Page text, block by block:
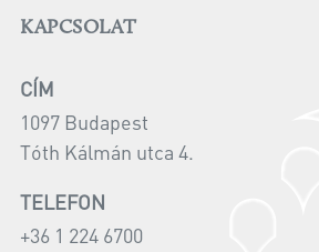
KAPCSOLAT
CÍM
1097 Budapest
Tóth Kálmán utca 4.
TELEFON
+36 1 224 6700